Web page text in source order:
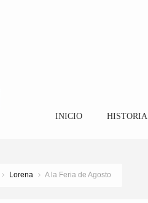
INICIO HISTORIA
Lorena A la Feria de Agosto